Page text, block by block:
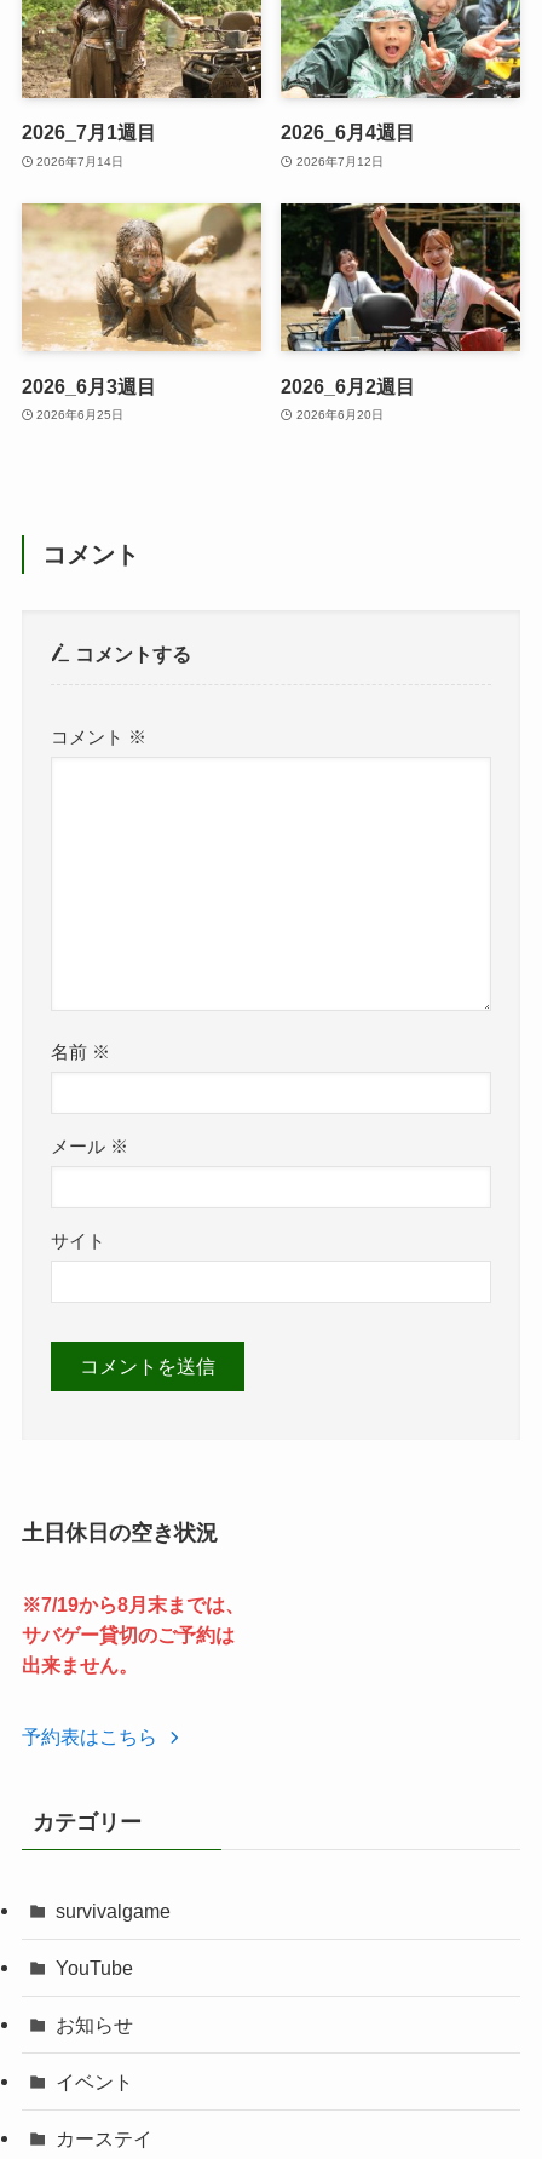
2026_7月1週目
2026年7月14日
2026_6月4週目
2026年7月12日
2026_6月3週目
2026年6月25日
2026_6月2週目
2026年6月20日
コメント
コメントする
コメント ※
名前 ※
メール ※
サイト
土日休日の空き状況
※7/19から8月末までは、
サバゲー貸切のご予約は
出来ません。
予約表はこちら
カテゴリー
survivalgame
YouTube
お知らせ
イベント
カーステイ